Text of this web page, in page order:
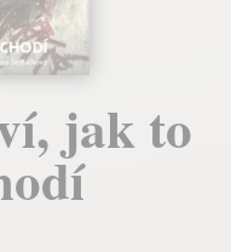
jak to